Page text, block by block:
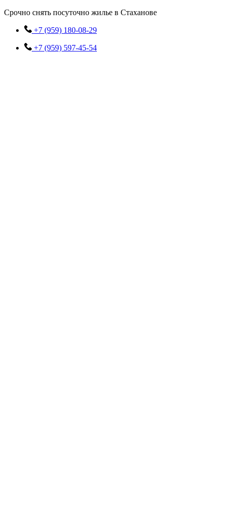
Перейти
содержимому
Срочно снять посуточно жилье в Стаханове
+7 (959) 180-08-29
+7 (959) 597-45-54